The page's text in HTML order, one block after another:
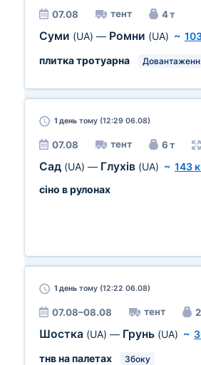
07.08 тент 4 т
Суми (UA) — Ромни (UA) ~
плитка тротуарна
1 день тому (12:29 06.08)
07.08 тент 6 т
Сад (UA) — Глухів (UA) ~ 143
сіно в рулонах
1 день тому (12:22 06.08)
07.08–08.08 тент
Шостка (UA) — Грунь (UA) ~
тнв на палетах
Збоку